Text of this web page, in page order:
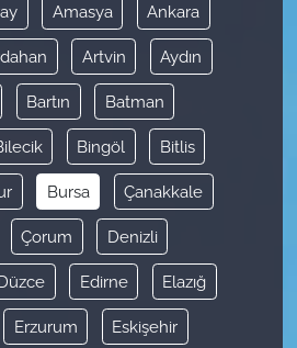
Amasya Ankara
Artvin Aydın
Bartın Batman
Bingöl Bitlis
Bursa Çanakkale
Çorum Denizli
Edirne Elazığ
Erzurum Eskişehir